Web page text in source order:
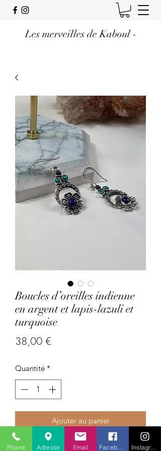
Les merveilles de Kaboul -
Boucles d’oreilles indienne
en argent et lapis-lazuli et
turquoise
38,00 €Prix
Quantité *
Ajouter au panier
Pays : Inde
Phone Adresse Email